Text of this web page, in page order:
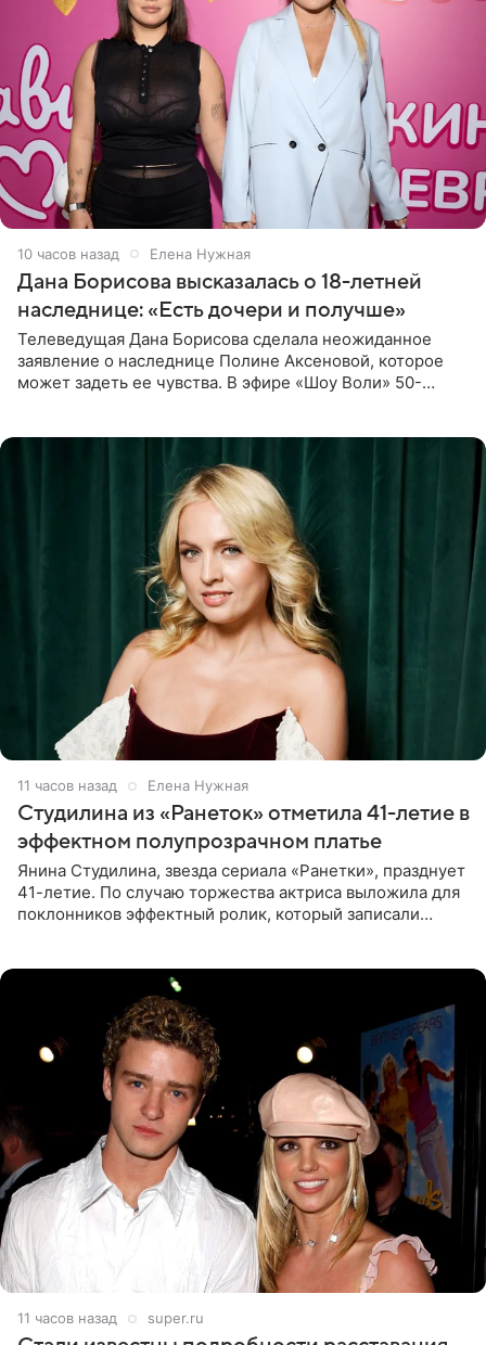
10 часов назад Елена Нужная
Дана Борисова высказалась о 18-летней
наследнице: «Есть дочери и получше»
Телеведущая Дана Борисова сделала неожиданное
заявление о наследнице Полине Аксеновой, которое
может задеть ее чувства. В эфире «Шоу Воли» 50-
11 часов назад Елена Нужная
Студилина из «Ранеток» отметила 41-летие в
эффектном полупрозрачном платье
Янина Студилина, звезда сериала «Ранетки», празднует
41-летие. По случаю торжества актриса выложила для
поклонников эффектный ролик, который записали
11 часов назад super.ru